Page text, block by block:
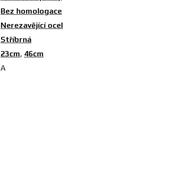
Bez homologace
Nerezavějící ocel
Stříbrná
23cm, 46cm
A